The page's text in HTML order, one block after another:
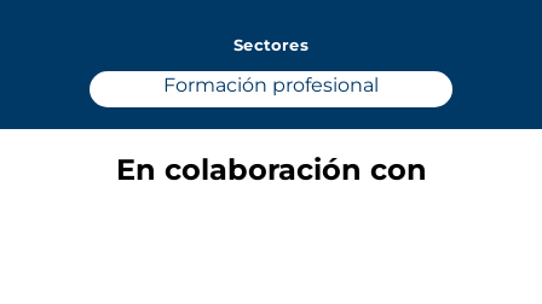
Sectores
Formación profesional
En colaboración con